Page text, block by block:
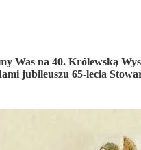
Was na 40. Królewską
jubileuszu 65-lecia